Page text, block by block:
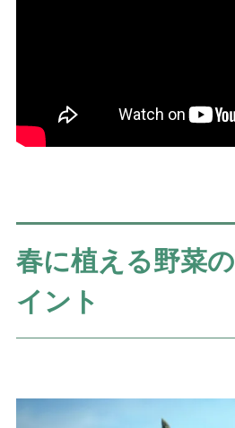
春に植える野菜
イント